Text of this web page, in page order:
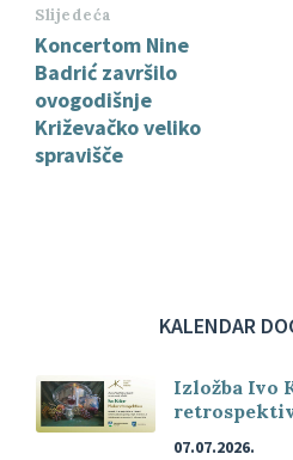
Slijedeća
Koncertom Nine
Badrić završilo
ovogodišnje
Križevačko veliko
spravišče
KALENDAR
Izložba Ivo
07.07.2026.